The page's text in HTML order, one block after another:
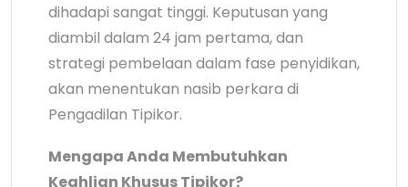
dihadapi sangat tinggi. Keputusan yang
diambil dalam 24 jam pertama, dan
strategi pembelaan dalam fase penyidikan,
akan menentukan nasib perkara di
Pengadilan Tipikor.
Mengapa Anda Membutuhkan
Keahlian Khusus Tipikor?